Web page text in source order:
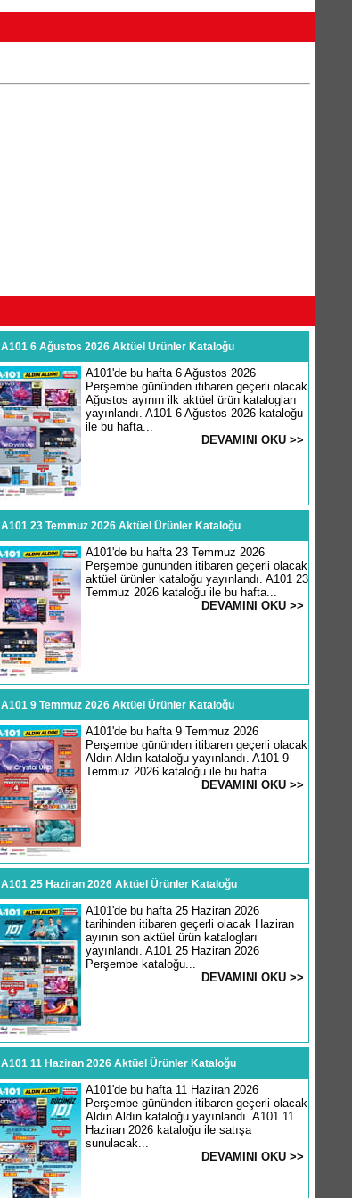
A101 6 Ağustos 2026 Aktüel Ürünler Kataloğu
A101'de bu hafta 6 Ağustos 2026
Perşembe gününden itibaren geçerli olacak
Ağustos ayının ilk aktüel ürün katalogları
yayınlandı. A101 6 Ağustos 2026 kataloğu
ile bu hafta...
DEVAMINI OKU >>
A101 23 Temmuz 2026 Aktüel Ürünler Kataloğu
A101'de bu hafta 23 Temmuz 2026
Perşembe gününden itibaren geçerli olacak
aktüel ürünler kataloğu yayınlandı. A101 23
Temmuz 2026 kataloğu ile bu hafta...
DEVAMINI OKU >>
A101 9 Temmuz 2026 Aktüel Ürünler Kataloğu
A101'de bu hafta 9 Temmuz 2026
Perşembe gününden itibaren geçerli olacak
Aldın Aldın kataloğu yayınlandı. A101 9
Temmuz 2026 kataloğu ile bu hafta...
DEVAMINI OKU >>
A101 25 Haziran 2026 Aktüel Ürünler Kataloğu
A101'de bu hafta 25 Haziran 2026
tarihinden itibaren geçerli olacak Haziran
ayının son aktüel ürün katalogları
yayınlandı. A101 25 Haziran 2026
Perşembe kataloğu...
DEVAMINI OKU >>
A101 11 Haziran 2026 Aktüel Ürünler Kataloğu
A101'de bu hafta 11 Haziran 2026
Perşembe gününden itibaren geçerli olacak
Aldın Aldın kataloğu yayınlandı. A101 11
Haziran 2026 kataloğu ile satışa
sunulacak...
DEVAMINI OKU >>